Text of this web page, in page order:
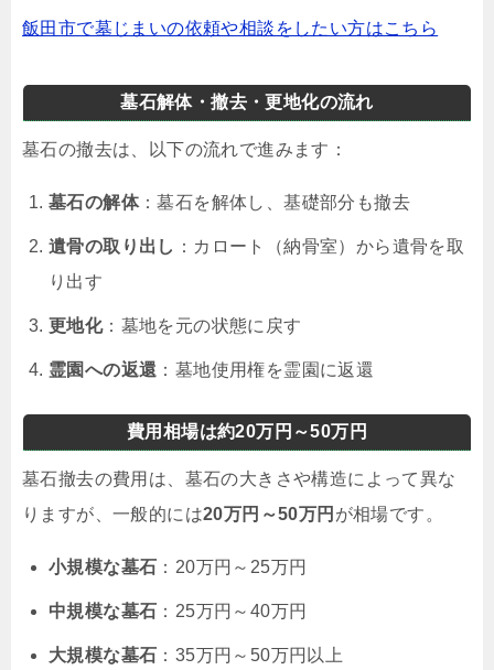
飯田市で墓じまいの依頼や相談をしたい方はこちら
墓石解体・撤去・更地化の流れ
墓石の撤去は、以下の流れで進みます：
墓石の解体：墓石を解体し、基礎部分も撤去
遺骨の取り出し ：カロート（納骨室）から遺骨を取
り出す
更地化：墓地を元の状態に戻す
霊園への返還 ：墓地使用権を霊園に返還
費用相場は約20万円～50万円
墓石撤去の費用は、墓石の大きさや構造によって異な
りますが、一般的には20万円～50万円 が相場です。
小規模な墓石 ：20万円～25万円
中規模な墓石 ：25万円～40万円
大規模な墓石 ：35万円～50万円以上